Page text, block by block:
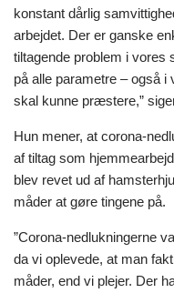
konstant dårlig
arbejdet. Der er ganske
tiltagende problem i vores
på alle parametre – også i
skal kunne præstere,”
Hun mener, at corona-
af tiltag som
blev revet ud af
måder at gøre tingene på.
”Corona-nedlukningerne
da vi oplevede, at man
måder, end vi plejer. Der